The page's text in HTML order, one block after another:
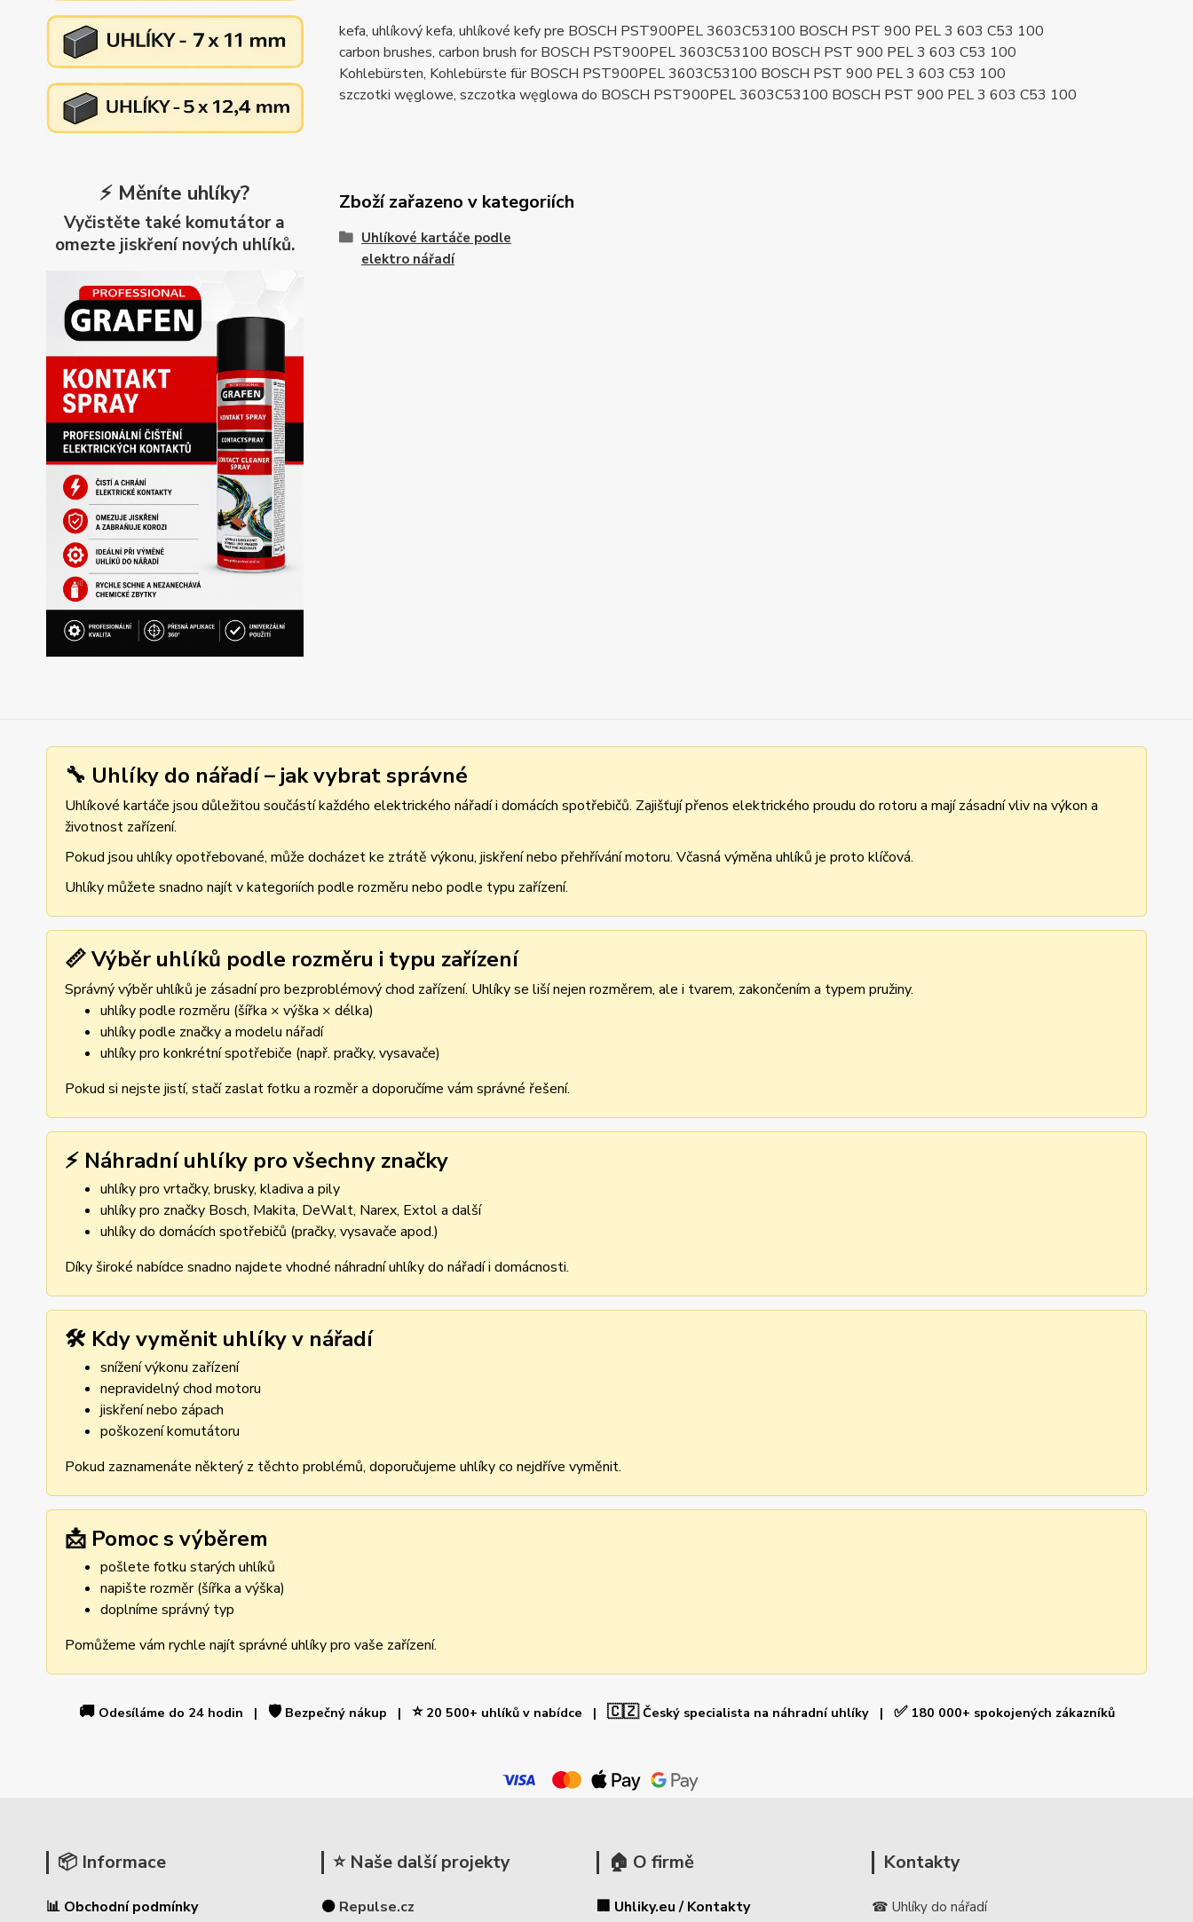
⚡ Měníte uhlíky?
Vyčistěte také komutátor a
omezte jiskření nových uhlíků.
kefa, uhlíkový kefa, uhlíkové kefy pre BOSCH PST900PEL 3603C53100 BOSCH PST 900 PEL 3 603 C53 100
carbon brushes, carbon brush for BOSCH PST900PEL 3603C53100 BOSCH PST 900 PEL 3 603 C53 100
Kohlebürsten, Kohlebürste für BOSCH PST900PEL 3603C53100 BOSCH PST 900 PEL 3 603 C53 100
szczotki węglowe, szczotka węglowa do BOSCH PST900PEL 3603C53100 BOSCH PST 900 PEL 3 603 C53 100
Zboží zařazeno v kategoriích
Uhlíkové kartáče podle
elektro nářadí
🔧 Uhlíky do nářadí – jak vybrat správné
Uhlíkové kartáče jsou důležitou součástí každého elektrického nářadí i domácích spotřebičů. Zajišťují přenos elektrického proudu do rotoru a mají zásadní vliv na výkon a
životnost zařízení.
Pokud jsou uhlíky opotřebované, může docházet ke ztrátě výkonu, jiskření nebo přehřívání motoru. Včasná výměna uhlíků je proto klíčová.
Uhlíky můžete snadno najít v kategoriích podle rozměru nebo podle typu zařízení.
📏 Výběr uhlíků podle rozměru i typu zařízení
Správný výběr uhlíků je zásadní pro bezproblémový chod zařízení. Uhlíky se liší nejen rozměrem, ale i tvarem, zakončením a typem pružiny.
uhlíky podle rozměru (šířka × výška × délka)
uhlíky podle značky a modelu nářadí
uhlíky pro konkrétní spotřebiče (např. pračky, vysavače)
Pokud si nejste jistí, stačí zaslat fotku a rozměr a doporučíme vám správné řešení.
⚡ Náhradní uhlíky pro všechny značky
uhlíky pro vrtačky, brusky, kladiva a pily
uhlíky pro značky Bosch, Makita, DeWalt, Narex, Extol a další
uhlíky do domácích spotřebičů (pračky, vysavače apod.)
Díky široké nabídce snadno najdete vhodné náhradní uhlíky do nářadí i domácnosti.
🛠️ Kdy vyměnit uhlíky v nářadí
snížení výkonu zařízení
nepravidelný chod motoru
jiskření nebo zápach
poškození komutátoru
Pokud zaznamenáte některý z těchto problémů, doporučujeme uhlíky co nejdříve vyměnit.
📩 Pomoc s výběrem
pošlete fotku starých uhlíků
napište rozměr (šířka a výška)
doplníme správný typ
Pomůžeme vám rychle najít správné uhlíky pro vaše zařízení.
🚚Odesíláme do 24 hodin | 🛡️Bezpečný nákup | ⭐20 500+ uhlíků v nabídce | 🇨🇿Český specialista na náhradní uhlíky | ✅180 000+ spokojených zákazníků
📦 Informace
📊 Obchodní podmínky
⭐ Naše další projekty
⚫ Repulse.cz
🏠 O firmě
🏢 Uhliky.eu / Kontakty
Kontakty
☎ Uhlíky do nářadí